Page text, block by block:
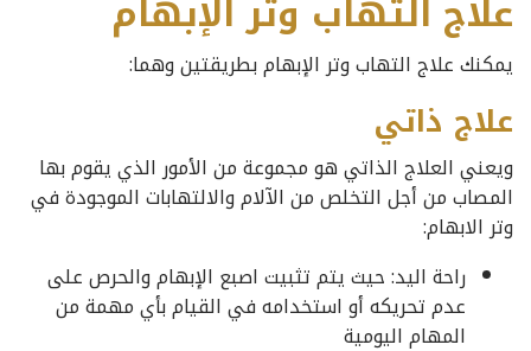
علاج التهاب وتر الإبهام
يمكنك علاج التهاب وتر الإبهام بطريقتين وهما:
علاج ذاتي
ويعني العلاج الذاتي هو مجموعة من الأمور الذي يقوم بها
المصاب من أجل التخلص من الآلام والالتهابات الموجودة في
وتر الابهام:
راحة اليد: حيث يتم تثبيت اصبع الإبهام والحرص على
عدم تحريكه أو استخدامه في القيام بأي مهمة من
المهام اليومية